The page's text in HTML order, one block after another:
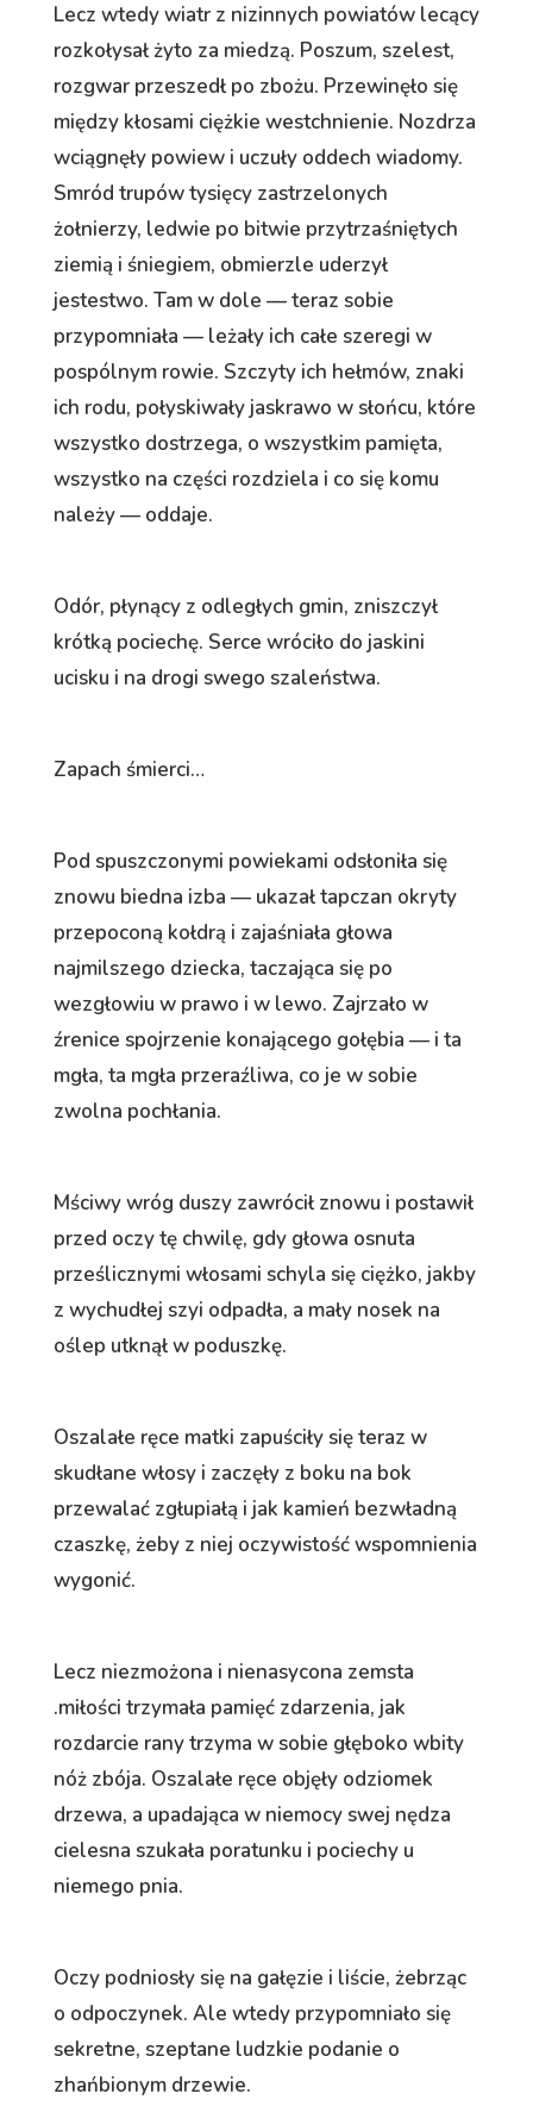
Lecz wtedy wiatr z nizinnych powiatów lecący
rozkołysał żyto za miedzą. Poszum, szelest,
rozgwar przeszedł po zbożu. Przewinęło się
między kłosami ciężkie westchnienie. Nozdrza
wciągnęły powiew i uczuły oddech wiadomy.
Smród trupów tysięcy zastrzelonych
żołnierzy, ledwie po bitwie przytrzaśniętych
ziemią i śniegiem, obmierzle uderzył
jestestwo. Tam w dole — teraz sobie
przypomniała — leżały ich całe szeregi w
pospólnym rowie. Szczyty ich hełmów, znaki
ich rodu, połyskiwały jaskrawo w słońcu, które
wszystko dostrzega, o wszystkim pamięta,
wszystko na części rozdziela i co się komu
należy — oddaje.
Odór, płynący z odległych gmin, zniszczył
krótką pociechę. Serce wróciło do jaskini
ucisku i na drogi swego szaleństwa.
Zapach śmierci…
Pod spuszczonymi powiekami odsłoniła się
znowu biedna izba — ukazał tapczan okryty
przepoconą kołdrą i zajaśniała głowa
najmilszego dziecka, taczająca się po
wezgłowiu w prawo i w lewo. Zajrzało w
źrenice spojrzenie konającego gołębia — i ta
mgła, ta mgła przeraźliwa, co je w sobie
zwolna pochłania.
Mściwy wróg duszy zawrócił znowu i postawił
przed oczy tę chwilę, gdy głowa osnuta
prześlicznymi włosami schyla się ciężko, jakby
z wychudłej szyi odpadła, a mały nosek na
oślep utknął w poduszkę.
Oszalałe ręce matki zapuściły się teraz w
skudłane włosy i zaczęły z boku na bok
przewalać zgłupiałą i jak kamień bezwładną
czaszkę, żeby z niej oczywistość wspomnienia
wygonić.
Lecz niezmożona i nienasycona zemsta
.miłości trzymała pamięć zdarzenia, jak
rozdarcie rany trzyma w sobie głęboko wbity
nóż zbója. Oszalałe ręce objęły odziomek
drzewa, a upadająca w niemocy swej nędza
cielesna szukała poratunku i pociechy u
niemego pnia.
Oczy podniosły się na gałęzie i liście, żebrząc
o odpoczynek. Ale wtedy przypomniało się
sekretne, szeptane ludzkie podanie o
zhańbionym drzewie.